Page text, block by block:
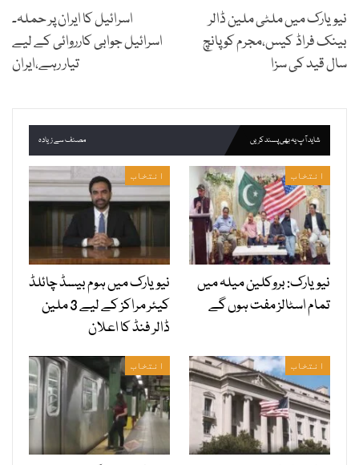
نیویارک میں ملٹی ملین ڈالر
بینک فراڈ کیس،مجرم کو پانچ
سال قید کی سزا
اسرائیل کا ایران پر حملہ۔
اسرائیل جوابی کارروائی کے لیے
تیار رہے،ایران
شاید آپ یہ بھی پسند کریں مصنف سے زیادہ
انتخاب
نیویارک: بروکلین میلہ میں
تمام اسٹالز مفت ہوں گے
انتخاب
نیویارک میں ہوم بیسڈ چائلڈ
کیئر مراکز کے لیے 3 ملین
ڈالر فنڈ کا اعلان
انتخاب انتخاب